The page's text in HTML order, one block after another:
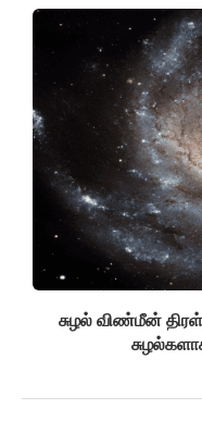
சுழல் விண்மீன்